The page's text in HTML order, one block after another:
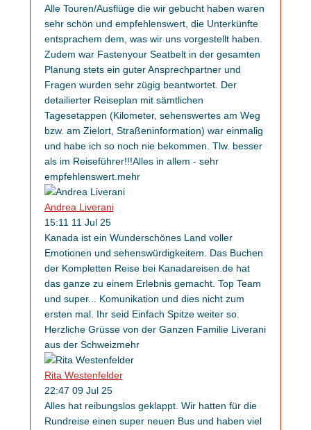
Alle Touren/Ausflüge die wir gebucht haben waren
sehr schön und empfehlenswert, die Unterkünfte
entsprachem dem, was wir uns vorgestellt haben.
Zudem war Fastenyour Seatbelt in der gesamten
Planung stets ein guter Ansprechpartner und
Fragen wurden sehr zügig beantwortet. Der
detailierter Reiseplan mit sämtlichen
Tagesetappen (Kilometer, sehenswertes am Weg
bzw. am Zielort, Straßeninformation) war einmalig
und habe ich so noch nie bekommen. Tlw. besser
als im Reiseführer!!!Alles in allem - sehr
empfehlenswert.mehr
Andrea Liverani
15:11 11 Jul 25
Kanada ist ein Wunderschönes Land voller
Emotionen und sehenswürdigkeitem. Das Buchen
der Kompletten Reise bei Kanadareisen.de hat
das ganze zu einem Erlebnis gemacht. Top Team
und super... Komunikation und dies nicht zum
ersten mal. Ihr seid Einfach Spitze weiter so.
Herzliche Grüsse von der Ganzen Familie Liverani
aus der Schweizmehr
Rita Westenfelder
22:47 09 Jul 25
Alles hat reibungslos geklappt. Wir hatten für die
Rundreise einen super neuen Bus und haben viel